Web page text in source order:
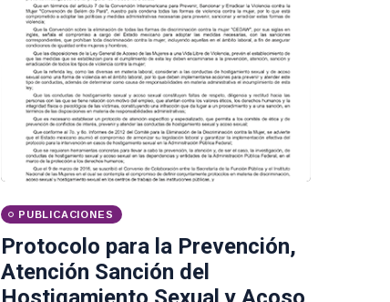
PUBLICACIONES
Protocolo para la Prevención,
Atención Sanción del